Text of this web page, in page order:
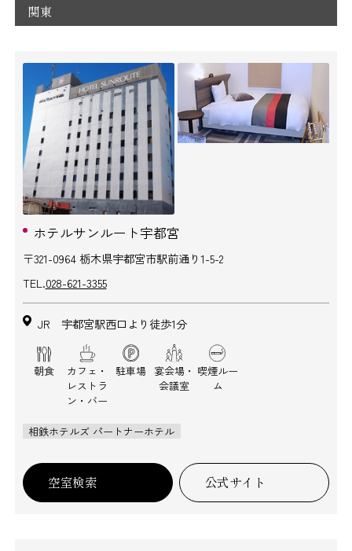
関東
ホテルサンルート宇都宮
〒321-0964 栃木県宇都宮市駅前通り1-5-2
TEL.028-621-3355
JR 宇都宮駅西口より徒歩1分
朝食
カフェ・
レストラ
ン・バー
駐車場 宴会場・
会議室
喫煙ルー
ム
相鉄ホテルズ パートナーホテル
空室検索 公式サイト